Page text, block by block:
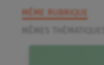
MÊME RUBRIQUE